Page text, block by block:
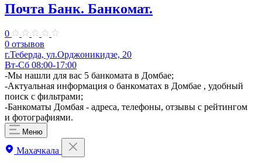
Почта Банк. Банкомат.
0
0 отзывов
г.Теберда, ул.Орджоникидзе, 20
Вт-Сб 08:00-17:00
-Мы нашли для вас 5 банкомата в Домбае;
-Актуальная информация о банкоматах в Домбае , удобный
поиск с фильтрами;
-Банкоматы Домбая - адреса, телефоны, отзывы с рейтингом
и фотографиями.
Меню
Махачкала